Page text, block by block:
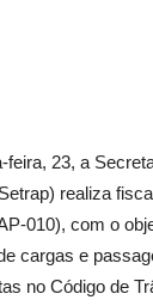
feira, 23, a
realiza
010), com o
cargas e
no Código de